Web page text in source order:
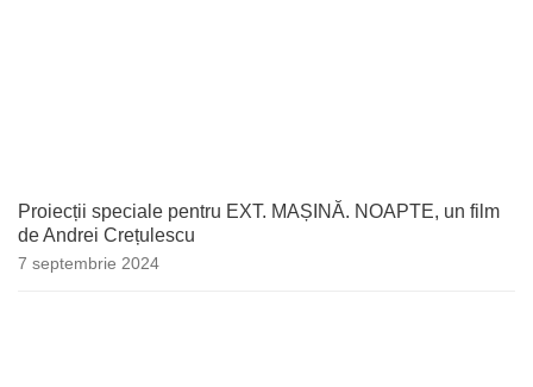
Proiecții speciale pentru EXT. MAȘINĂ. NOAPTE, un film
de Andrei Crețulescu
7 septembrie 2024